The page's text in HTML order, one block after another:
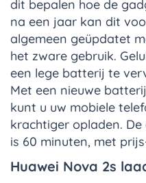
dit bepalen hoe de
na een jaar kan dit
algemeen geüpdatet
het zware gebruik.
een lege batterij te
Met een nieuwe
kunt u uw mobiele
krachtiger opladen.
is 60 minuten, met
Huawei Nova 2s